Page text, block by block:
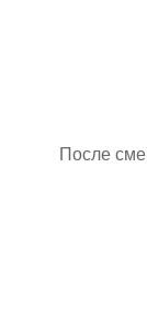
После